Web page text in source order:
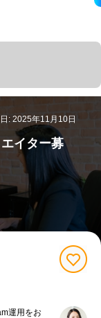
イター募
: 2025年11月10日
運用をお